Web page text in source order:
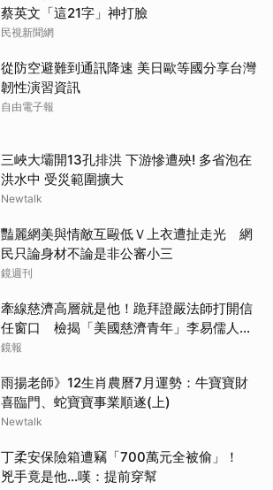
蔡英文「這21字」神打臉
民視新聞網
從防空避難到通訊降速 美日歐等國分享台灣
韌性演習資訊
自由電子報
三峽大壩開13孔排洪 下游慘遭殃! 多省泡在
洪水中 受災範圍擴大
Newtalk
豔麗網美與情敵互毆低Ｖ上衣遭扯走光 網
民只論身材不論是非公審小三
鏡週刊
牽線慈濟高層就是他！跪拜證嚴法師打開信
任窗口 檢揭「美國慈濟青年」李易儒人脈
網絡
鏡報
雨揚老師》12生肖農曆7月運勢：牛寶寶財
喜臨門、蛇寶寶事業順遂(上)
Newtalk
丁柔安保險箱遭竊「700萬元全被偷」！
兇手竟是他...嘆：提前穿幫